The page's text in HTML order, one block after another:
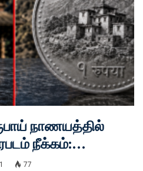
நாணயத்தில்
நீக்கம்:
மேம்படுத்த
77